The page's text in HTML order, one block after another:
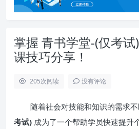
掌握 青书学堂-(仅考
课技巧分享！
205次阅读 没有评论
随着社会对技能和知识的需求不
考试) 成为了一个帮助学员快速提升